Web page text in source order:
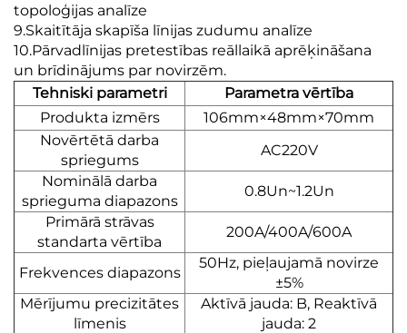
topoloģijas analīze
9.Skaitītāja skapīša līnijas zudumu analīze
10.Pārvadlīnijas pretestības reāllaikā aprēķināšana
un brīdinājums par novirzēm.
Tehniski parametri
Parametra vērtība
Produkta izmērs
106mm×48mm×70mm
Novērtētā darba
spriegums
AC220V
Nominālā darba
sprieguma diapazons
0.8Un~1.2Un
Primārā strāvas
standarta vērtība
200A/400A/600A
Frekvences diapazons
50Hz, pieļaujamā novirze
±5%
Mērījumu precizitātes
līmenis
Aktīvā jauda: B, Reaktīvā
jauda: 2